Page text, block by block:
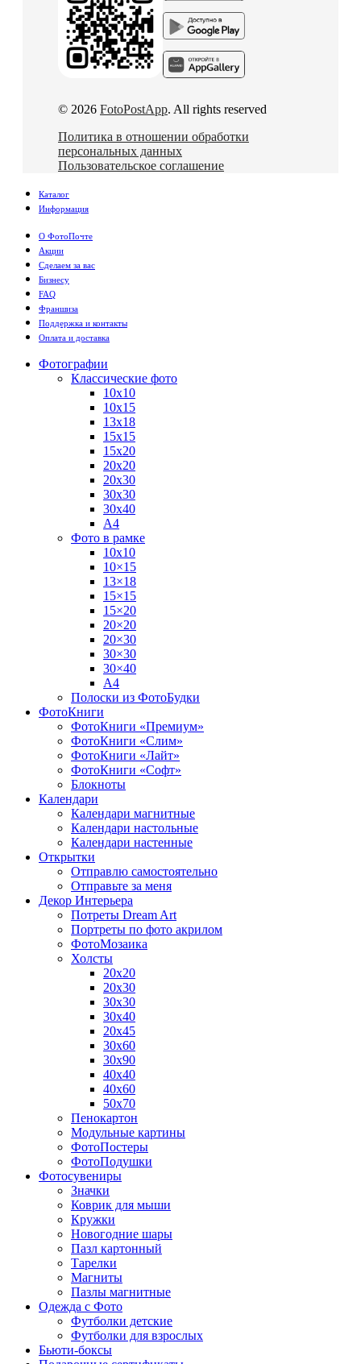
© 2026 FotoPostApp. All rights reserved
Политика в отношении обработки
персональных данных
Пользовательское соглашение
Каталог
Информация
О ФотоПочте
Акции
Сделаем за вас
Бизнесу
FAQ
Франшиза
Поддержка и контакты
Оплата и доставка
Фотографии
Классические фото
10х10
10х15
13х18
15х15
15х20
20х20
20х30
30х30
30х40
А4
Фото в рамке
10х10
10×15
13×18
15×15
15×20
20×20
20×30
30×30
30×40
A4
Полоски из ФотоБудки
ФотоКниги
ФотоКниги «Премиум»
ФотоКниги «Слим»
ФотоКниги «Лайт»
ФотоКниги «Софт»
Блокноты
Календари
Календари магнитные
Календари настольные
Календари настенные
Открытки
Отправлю самостоятельно
Отправьте за меня
Декор Интерьера
Потреты Dream Art
Портреты по фото акрилом
ФотоМозаика
Холсты
20х20
20х30
30х30
30х40
20х45
30х60
30х90
40х40
40х60
50х70
Пенокартон
Модульные картины
ФотоПостеры
ФотоПодушки
Фотоcувениры
Значки
Коврик для мыши
Кружки
Новогодние шары
Пазл картонный
Тарелки
Магниты
Пазлы магнитные
Одежда с Фото
Футболки детские
Футболки для взрослых
Бьюти-боксы